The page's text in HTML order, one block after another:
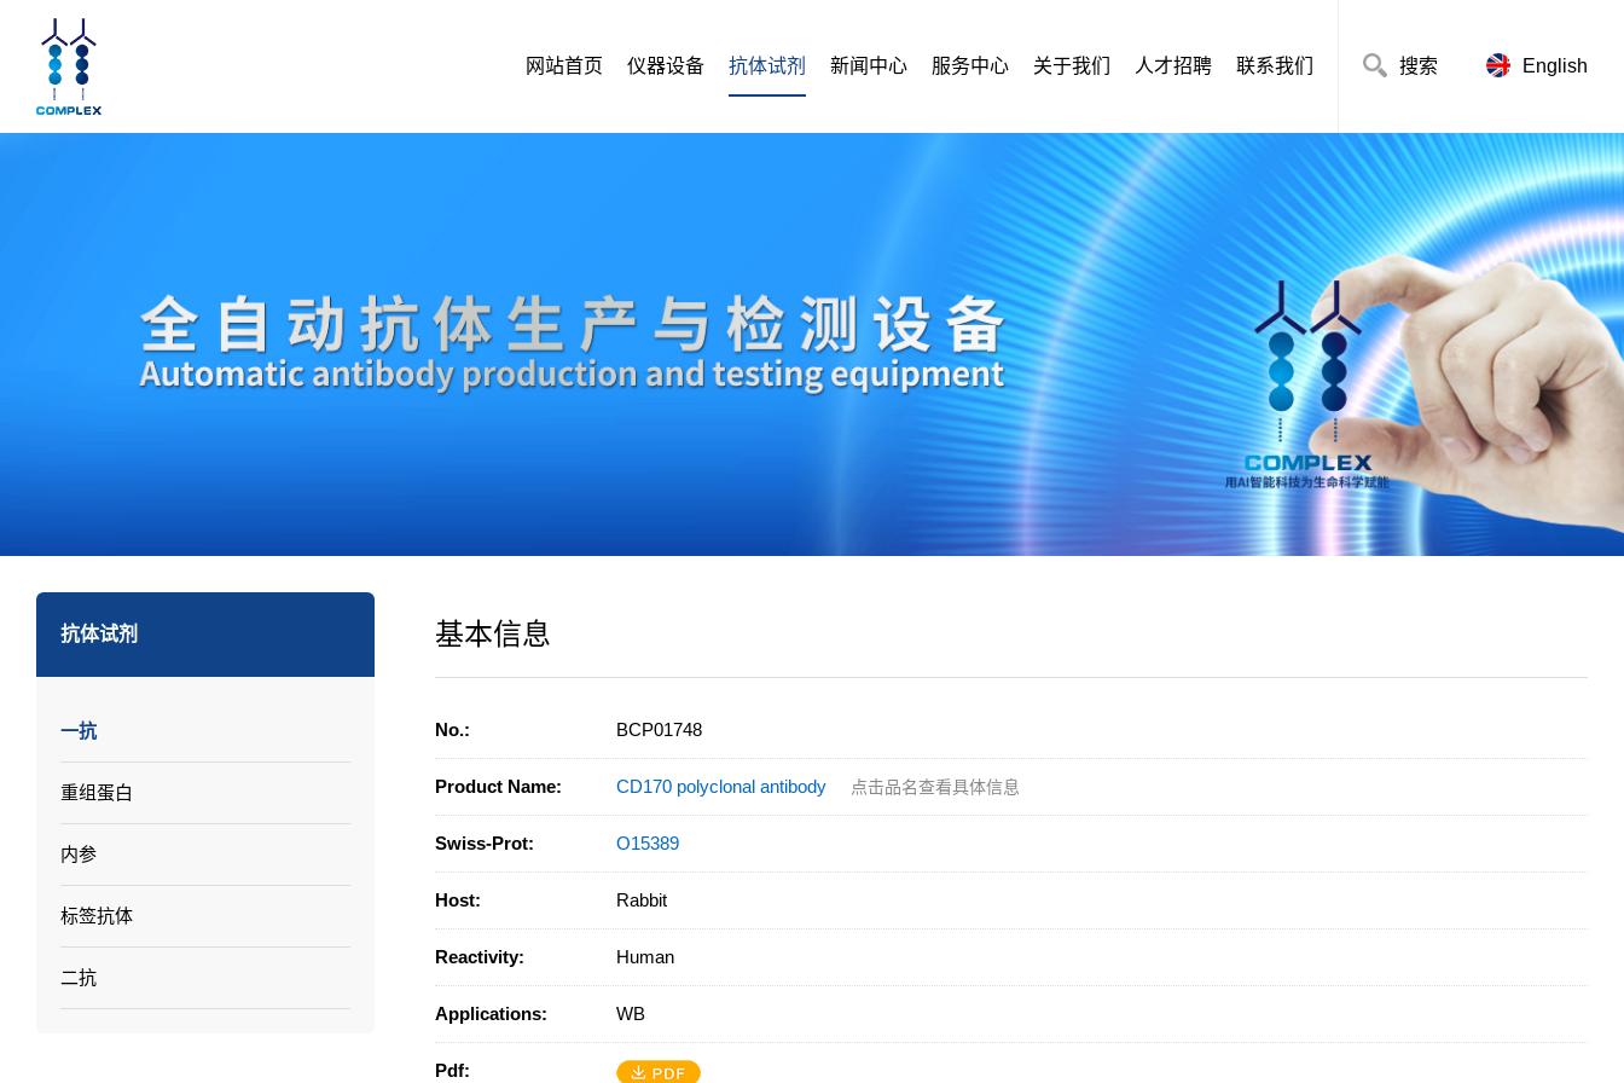
网站首页 仪器设备 抗体试剂 新闻中心 服务中心 关于我们 人才招聘 联系我们 搜索 English
抗体试剂
一抗
重组蛋白
内参
标签抗体
二抗
基本信息
No.: BCP01748
Product Name: CD170 polyclonal antibody 点击品名查看具体信息
Swiss-Prot: O15389
Host: Rabbit
Reactivity: Human
Applications: WB
Pdf: